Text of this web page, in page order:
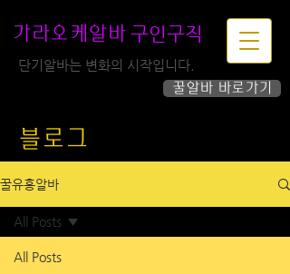
가라오케알바 구인구직
꿀알바 바로가기
단기알바는 변화의 시작입니다.
블로그
꿀유흥알바
All Posts
All Posts